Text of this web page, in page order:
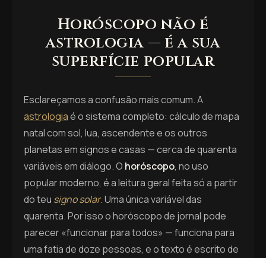
Horóscopo não é
astrologia — é a sua
superfície popular
Esclareçamos a confusão mais comum. A
astrologiaé o sistema completo: cálculo de mapa
natal com sol, lua, ascendente e os outros
planetas em signos e casas — cerca de quarenta
variáveis em diálogo. O horóscopo, no uso
popular moderno, é a leitura geral feita só a partir
do teu signo solar. Uma única variável das
quarenta. Por isso o horóscopo de jornal pode
parecer «funcionar para todos» — funciona para
uma fatia de doze pessoas, e o texto é escrito de